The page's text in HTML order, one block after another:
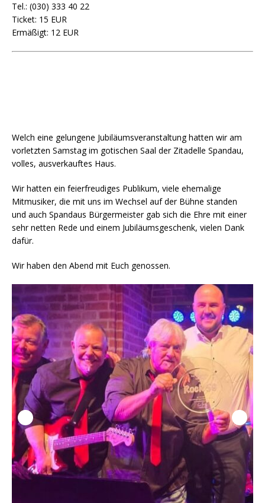
Tel.: (030) 333 40 22
Ticket: 15 EUR
Ermäßigt: 12 EUR
Welch eine gelungene Jubiläumsveranstaltung hatten wir am
vorletzten Samstag im gotischen Saal der Zitadelle Spandau,
volles, ausverkauftes Haus.
Wir hatten ein feierfreudiges Publikum, viele ehemalige
Mitmusiker, die mit uns im Wechsel auf der Bühne standen
und auch Spandaus Bürgermeister gab sich die Ehre mit einer
sehr netten Rede und einem Jubiläumsgeschenk, vielen Dank
dafür.
Wir haben den Abend mit Euch genossen.